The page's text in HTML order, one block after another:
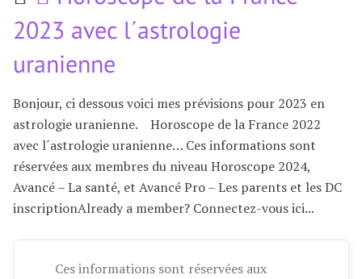
2023 avec l´astrologie
uranienne
Bonjour, ci dessous voici mes prévisions pour 2023 en
astrologie uranienne. Horoscope de la France 2022
avec l´astrologie uranienne… Ces informations sont
réservées aux membres du niveau Horoscope 2024,
Avancé – La santé, et Avancé Pro – Les parents et les DC
inscriptionAlready a member? Connectez-vous ici...
Ces informations sont réservées aux